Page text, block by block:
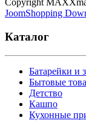
Copyright
JoomShopping
Каталог
Батарейки и
Бытовые
Детство
Кашпо
Кухонные